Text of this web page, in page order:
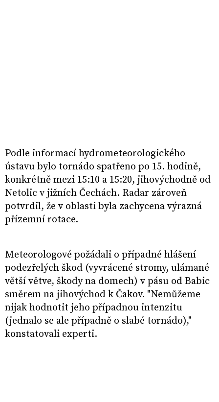
Podle informací hydrometeorologického
ústavu bylo tornádo spatřeno po 15. hodině,
konkrétně mezi 15:10 a 15:20, jihovýchodně od
Netolic v jižních Čechách. Radar zároveň
potvrdil, že v oblasti byla zachycena výrazná
přízemní rotace.
Meteorologové požádali o případné hlášení
podezřelých škod (vyvrácené stromy, ulámané
větší větve, škody na domech) v pásu od Babic
směrem na jihovýchod k Čakov. "Nemůžeme
nijak hodnotit jeho případnou intenzitu
(jednalo se ale případně o slabé tornádo),"
konstatovali experti.